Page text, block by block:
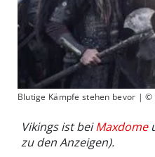
Blutige Kämpfe stehen bevor | ©
Vikings ist beiMaxdome
zu den Anzeigen).